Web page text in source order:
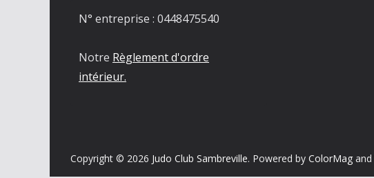
N° entreprise : 0448475540
Notre Règlement d'ordre
intérieur.
Copyright © 2026 Judo Club Sambreville. Powered by ColorMag and